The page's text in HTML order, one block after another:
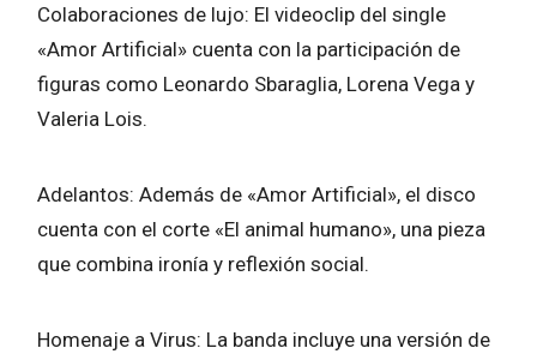
Colaboraciones de lujo: El videoclip del single
«Amor Artificial» cuenta con la participación de
figuras como Leonardo Sbaraglia, Lorena Vega y
Valeria Lois.
Adelantos: Además de «Amor Artificial», el disco
cuenta con el corte «El animal humano», una pieza
que combina ironía y reflexión social.
Homenaje a Virus: La banda incluye una versión de